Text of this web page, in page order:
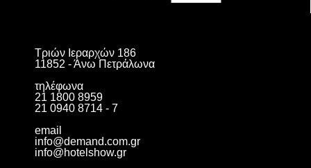
Τριών Ιεραρχών 186
11852 - Άνω Πετράλωνα
τηλέφωνα
21 1800 8959
21 0940 8714 - 7
email
info@demand.com.gr
info@hotelshow.gr